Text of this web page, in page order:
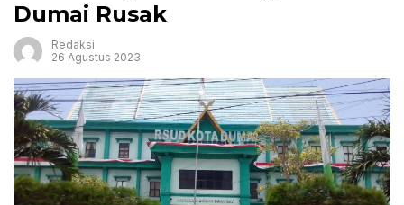
Dumai Rusak
Redaksi
26 Agustus 2023